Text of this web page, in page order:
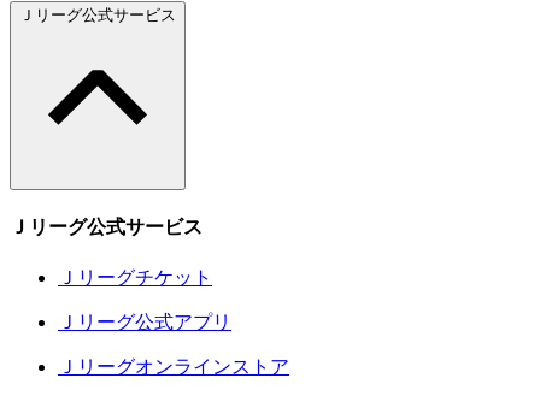
Ｊリーグ公式サービス
Ｊリーグ公式サービス
Ｊリーグチケット
Ｊリーグ公式アプリ
Ｊリーグオンラインストア